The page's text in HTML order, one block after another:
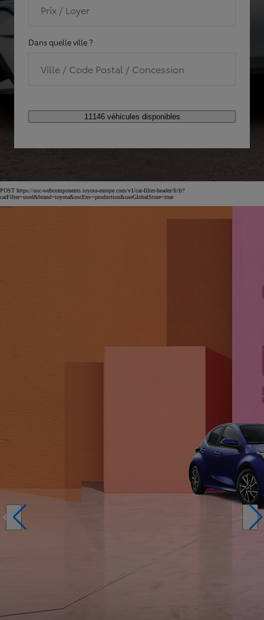
Prix / Loyer
Dans quelle ville ?
Ville / Code Postal / Concession
11146 véhicules disponibles
POST https://usc-webcomponents.toyota-europe.com/v1/car-filter-header/fr/fr?
carFilter=used&brand=toyota&uscEnv=production&useGlobalStore=true